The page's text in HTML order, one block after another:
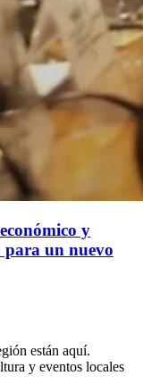
y
para un nuevo
están aquí.
y eventos locales